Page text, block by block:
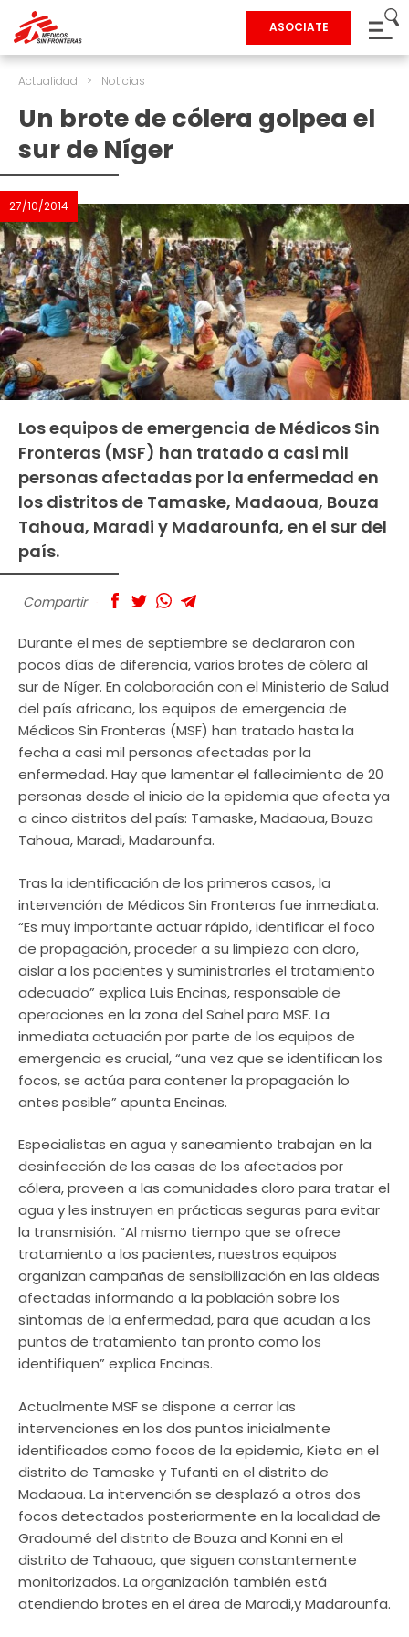
ASOCIATE
Actualidad > Noticias
Un brote de cólera golpea el
sur de Níger
27/10/2014
Los equipos de emergencia de Médicos Sin
Fronteras (MSF) han tratado a casi mil
personas afectadas por la enfermedad en
los distritos de Tamaske, Madaoua, Bouza
Tahoua, Maradi y Madarounfa, en el sur del
país.
Compartir
Durante el mes de septiembre se declararon con
pocos días de diferencia, varios brotes de cólera al
sur de Níger. En colaboración con el Ministerio de Salud
del país africano, los equipos de emergencia de
Médicos Sin Fronteras (MSF) han tratado hasta la
fecha a casi mil personas afectadas por la
enfermedad. Hay que lamentar el fallecimiento de 20
personas desde el inicio de la epidemia que afecta ya
a cinco distritos del país: Tamaske, Madaoua, Bouza
Tahoua, Maradi, Madarounfa.
Tras la identificación de los primeros casos, la
intervención de Médicos Sin Fronteras fue inmediata.
“Es muy importante actuar rápido, identificar el foco
de propagación, proceder a su limpieza con cloro,
aislar a los pacientes y suministrarles el tratamiento
adecuado” explica Luis Encinas, responsable de
operaciones en la zona del Sahel para MSF. La
inmediata actuación por parte de los equipos de
emergencia es crucial, “una vez que se identifican los
focos, se actúa para contener la propagación lo
antes posible” apunta Encinas.
Especialistas en agua y saneamiento trabajan en la
desinfección de las casas de los afectados por
cólera, proveen a las comunidades cloro para tratar el
agua y les instruyen en prácticas seguras para evitar
la transmisión. “Al mismo tiempo que se ofrece
tratamiento a los pacientes, nuestros equipos
organizan campañas de sensibilización en las aldeas
afectadas informando a la población sobre los
síntomas de la enfermedad, para que acudan a los
puntos de tratamiento tan pronto como los
identifiquen” explica Encinas.
Actualmente MSF se dispone a cerrar las
intervenciones en los dos puntos inicialmente
identificados como focos de la epidemia, Kieta en el
distrito de Tamaske y Tufanti en el distrito de
Madaoua. La intervención se desplazó a otros dos
focos detectados posteriormente en la localidad de
Gradoumé del distrito de Bouza and Konni en el
distrito de Tahaoua, que siguen constantemente
monitorizados. La organización también está
atendiendo brotes en el área de Maradi,y Madarounfa.